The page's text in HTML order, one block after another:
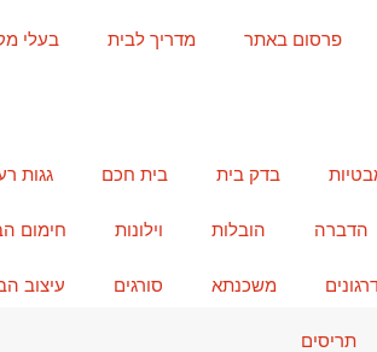
פרסום באתר מדריך לבית בעלי
בדק בית בית חכם גגות
הדברה הובלות וילונות חימום
משכנתא סורגים עיצוב
תריסים